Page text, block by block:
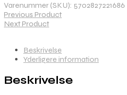
Varenummer (SKU): 5702827221686
Previous Product
Next Product
Beskrivelse
Yderligere information
Beskrivelse